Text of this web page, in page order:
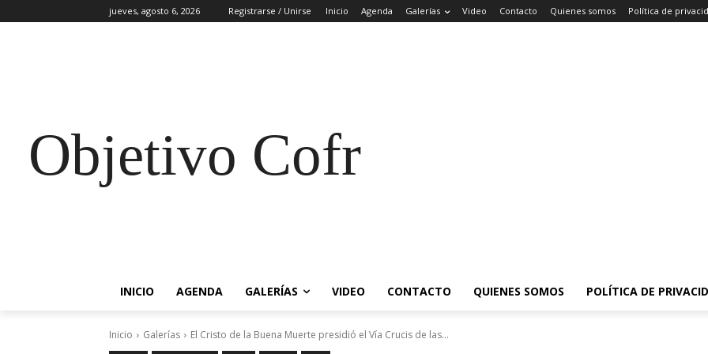
jueves, agosto 6, 2026 Registrarse / Unirse Inicio Agenda Galerías Video Contacto Quienes somos Política de
Objetivo Cofrade
INICIO AGENDA GALERÍAS VIDEO CONTACTO QUIENES SOMOS POLÍTICA DE
Inicio Galerías El Cristo de la Buena Muerte presidió el Vía Crucis de las...